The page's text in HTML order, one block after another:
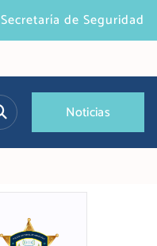
Secretaría de Seguridad
Noticias